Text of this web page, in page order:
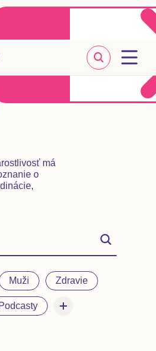
má
o
Muži Zdravie
Podcasty